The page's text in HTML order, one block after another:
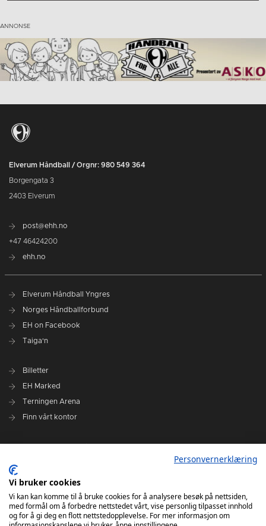
Elverum Håndball / Orgnr: 980 549 364
Borgengata 3
2403 Elverum
post@ehh.no
+47 46424200
ehh.no
Elverum Håndball Yngres
Norges Håndballforbund
EH on Facebook
Taiga'n
Billetter
EH Marked
Terningen Arena
Finn vårt kontor
Administrasjonen i Elverum Håndball
Styre og utvalg
VARSLINGSRUTINER FOR ELVERUM HÅNDBALL
Personvernerklæring
Vi bruker cookies
Vi kan kan komme til å bruke cookies for å analysere besøk på nettsiden,
med formål om å forbedre nettstedet vårt, vise personlig tilpasset innhold
og for å gi deg en flott nettstedopplevelse. For mer informasjon om